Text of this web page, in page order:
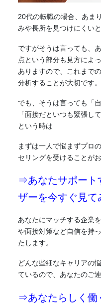
20代の転職の場合、あま
みや長所を見つけにくい
ですがそうは言っても、
点という部分も見方によ
ありますので、これまで
分析することが大切です。
でも、そうは言っても「
「面接だといつも緊張し
という時は
まずは一人で悩まずプロ
セリングを受けることが
⇒あなたサポート
ザーを今すぐ見て
あなたにマッチする企業
や面接対策など自信を持
たします。
どんな些細なキャリアの
ているので、あなたのご
⇒あなたらしく働